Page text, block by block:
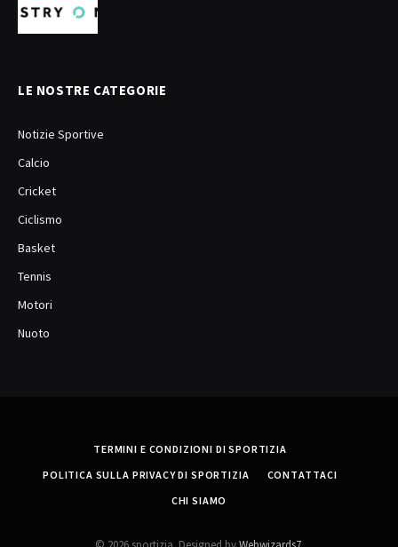
LE NOSTRE CATEGORIE
Notizie Sportive
Calcio
Cricket
Ciclismo
Basket
Tennis
Motori
Nuoto
TERMINI E CONDIZIONI DI SPORTIZIA
POLITICA SULLA PRIVACY DI SPORTIZIA
CONTATTACI
CHI SIAMO